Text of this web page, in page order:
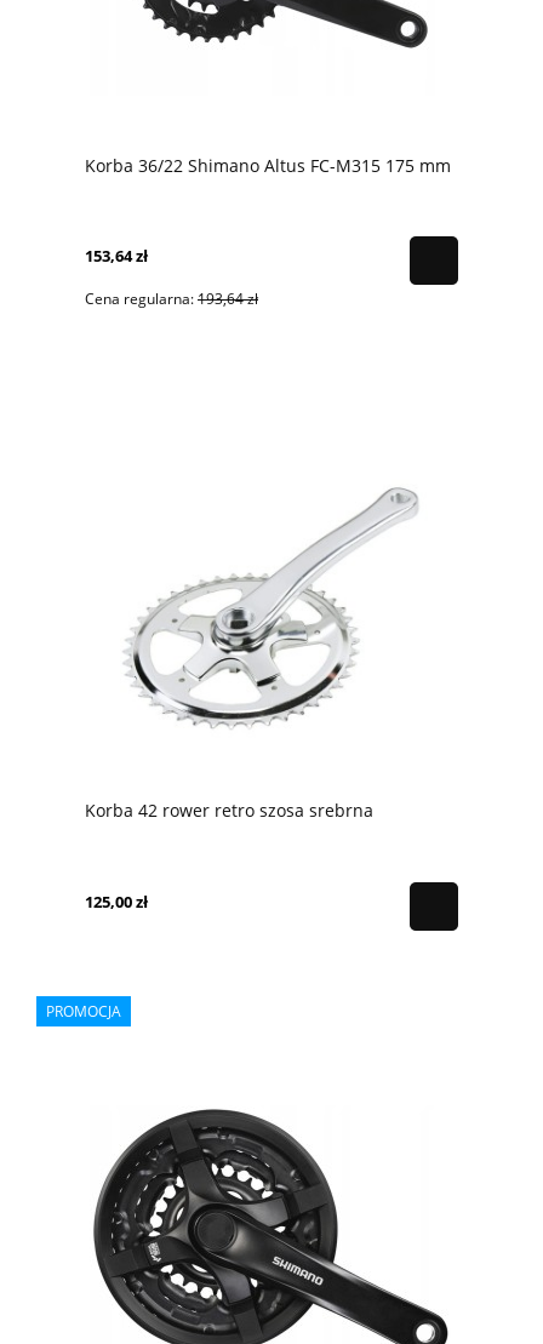
Korba 36/22 Shimano Altus FC-M315 175 mm
153,64 zł
Cena regularna:193,64 zł
Korba 42 rower retro szosa srebrna
125,00 zł
PROMOCJA